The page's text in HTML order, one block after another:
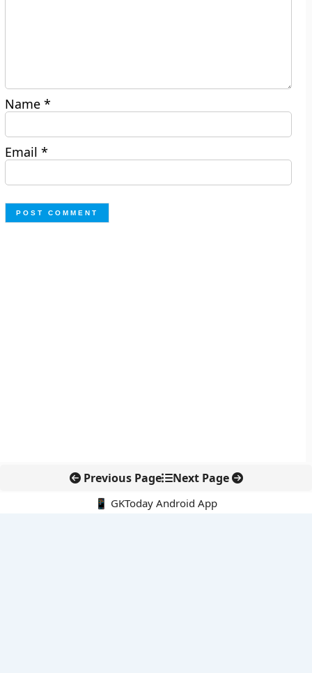
Name*
Email*
Previous Page Next Page
📱 GKToday Android App